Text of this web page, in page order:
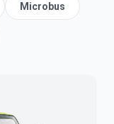
Microbus